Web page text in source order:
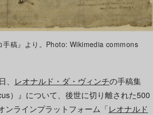
手稿』より。Photo: Wikimedia commons
レオナルド・ダ・ヴィンチの手稿集
）』について、後世に切り離された500
ンラインプラットフォーム「レオナルド